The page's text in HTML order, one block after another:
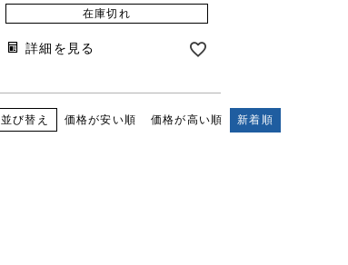
在庫切れ
詳細を見る
並び替え 価格が安い順 価格が高い順 新着順